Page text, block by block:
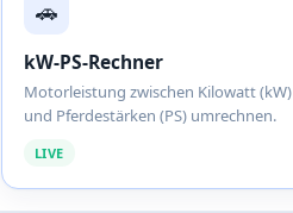
🚗
kW-PS-Rechner
Motorleistung zwischen Kilowatt (kW)
und Pferdestärken (PS) umrechnen.
LIVE